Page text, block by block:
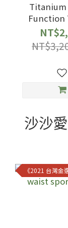
Titanium
Function
Hundred
T shirt
沙沙
《2021 台灣金